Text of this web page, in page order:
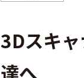
3Dスキ
達へ